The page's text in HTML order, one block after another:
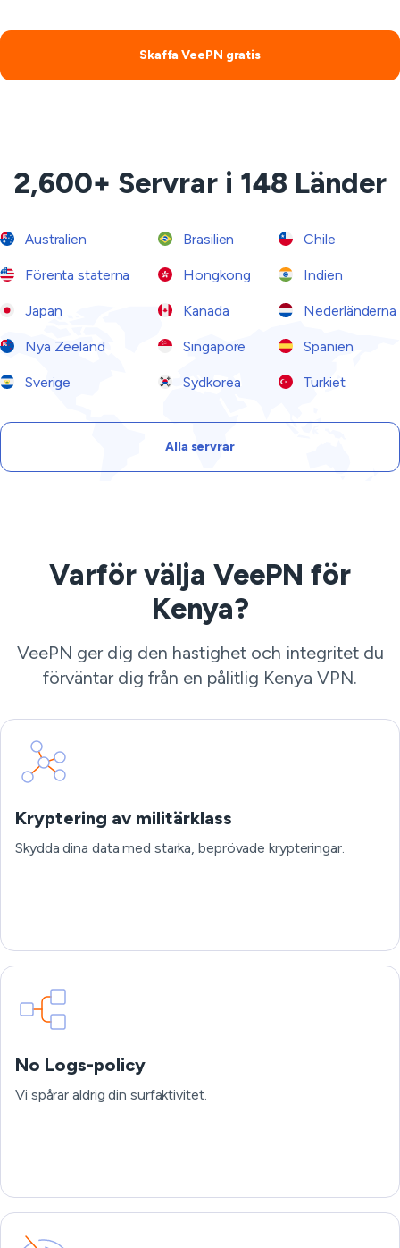
Skaffa VeePN gratis
2,600+ Servrar i 148 Länder
Australien Brasilien Chile
Förenta staterna Hongkong Indien
Japan Kanada Nederländerna
Nya Zeeland Singapore Spanien
Sverige Sydkorea Turkiet
Alla servrar
Varför välja VeePN för
Kenya?
VeePN ger dig den hastighet och integritet du
förväntar dig från en pålitlig Kenya VPN.
Kryptering av militärklass
Skydda dina data med starka, beprövade krypteringar.
No Logs-policy
Vi spårar aldrig din surfaktivitet.